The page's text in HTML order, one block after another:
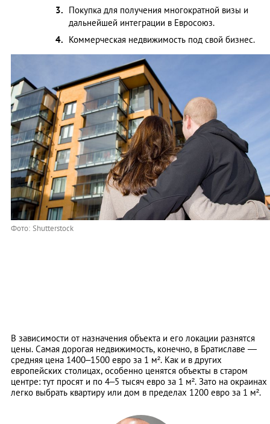
Покупка для получения многократной визы и
дальнейшей интеграции в Евросоюз.
Коммерческая недвижимость под свой бизнес.
Фото: Shutterstock
В зависимости от назначения объекта и его локации разнятся
цены. Самая дорогая недвижимость, конечно, в Братиславе ―
средняя цена 1400–1500 евро за 1 м². Как и в других
европейских столицах, особенно ценятся объекты в старом
центре: тут просят и по 4–5 тысяч евро за 1 м². Зато на окраинах
легко выбрать квартиру или дом в пределах 1200 евро за 1 м².